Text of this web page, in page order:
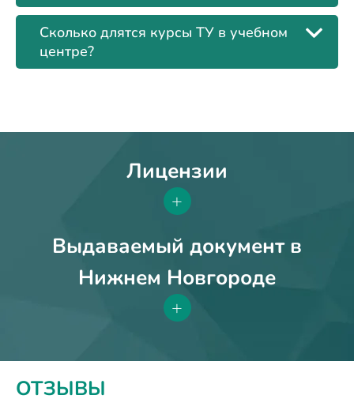
Сколько длятся курсы ТУ в учебном
центре?
Лицензии
+
Выдаваемый документ в
Нижнем Новгороде
+
ОТЗЫВЫ